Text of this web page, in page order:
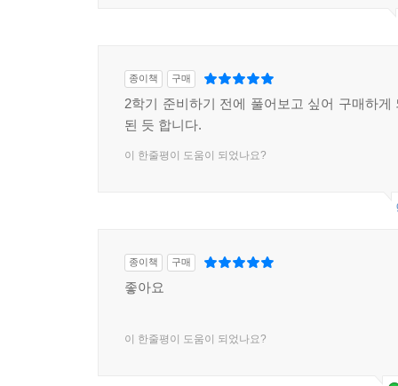
종이책 구매
2학기 준비하기 전에 풀어보고 싶어 구매하게
된 듯 합니다.
이 한줄평이 도움이 되었나요?
종이책 구매
좋아요
이 한줄평이 도움이 되었나요?